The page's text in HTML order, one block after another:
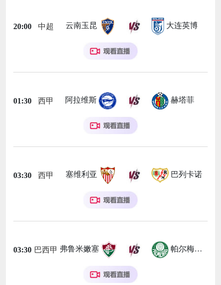
20:00 中超 云南玉昆 大连英博
01:30 西甲 阿拉维斯 赫塔菲
03:30 西甲 塞维利亚 巴列卡诺
03:30 巴西甲 弗鲁米嫩塞 帕尔梅拉斯